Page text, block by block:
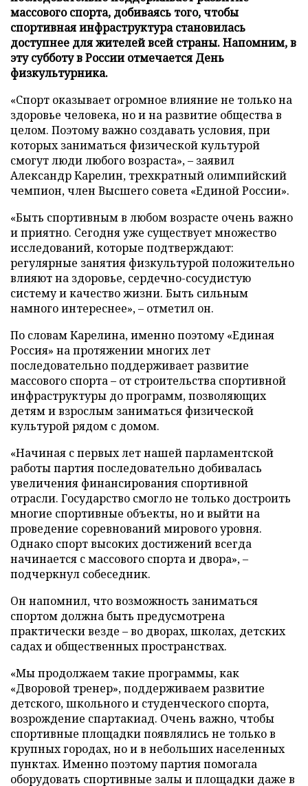
массового спорта, добиваясь того, чтобы
спортивная инфраструктура становилась
доступнее для жителей всей страны. Напомним, в
эту субботу в России отмечается День
физкультурника.
«Спорт оказывает огромное влияние не только на
здоровье человека, но и на развитие общества в
целом. Поэтому важно создавать условия, при
которых заниматься физической культурой
смогут люди любого возраста», – заявил
Александр Карелин, трехкратный олимпийский
чемпион, член Высшего совета «Единой России».
«Быть спортивным в любом возрасте очень важно
и приятно. Сегодня уже существует множество
исследований, которые подтверждают:
регулярные занятия физкультурой положительно
влияют на здоровье, сердечно-сосудистую
систему и качество жизни. Быть сильным
намного интереснее», – отметил он.
По словам Карелина, именно поэтому «Единая
Россия» на протяжении многих лет
последовательно поддерживает развитие
массового спорта – от строительства спортивной
инфраструктуры до программ, позволяющих
детям и взрослым заниматься физической
культурой рядом с домом.
«Начиная с первых лет нашей парламентской
работы партия последовательно добивалась
увеличения финансирования спортивной
отрасли. Государство смогло не только достроить
многие спортивные объекты, но и выйти на
проведение соревнований мирового уровня.
Однако спорт высоких достижений всегда
начинается с массового спорта и двора», –
подчеркнул собеседник.
Он напомнил, что возможность заниматься
спортом должна быть предусмотрена
практически везде – во дворах, школах, детских
садах и общественных пространствах.
«Мы продолжаем такие программы, как
«Дворовой тренер», поддерживаем развитие
детского, школьного и студенческого спорта,
возрождение спартакиад. Очень важно, чтобы
спортивные площадки появлялись не только в
крупных городах, но и в небольших населенных
пунктах. Именно поэтому партия помогала
оборудовать спортивные залы и площадки даже в